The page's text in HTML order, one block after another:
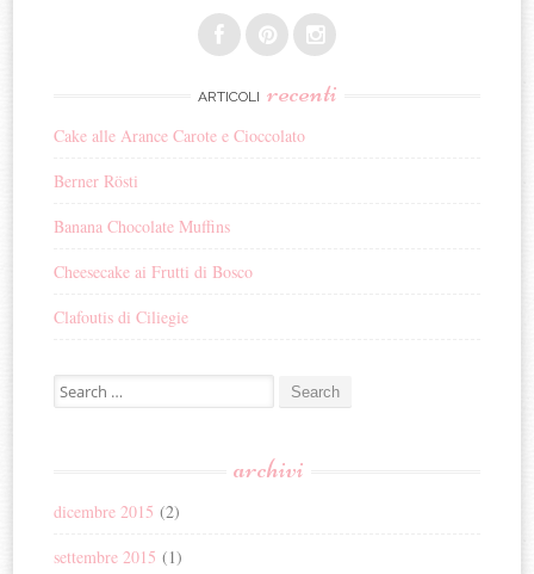
ARTICOLI recenti
Cake alle Arance Carote e Cioccolato
Berner Rösti
Banana Chocolate Muffins
Cheesecake ai Frutti di Bosco
Clafoutis di Ciliegie
Search for:
archivi
dicembre 2015 (2)
settembre 2015 (1)